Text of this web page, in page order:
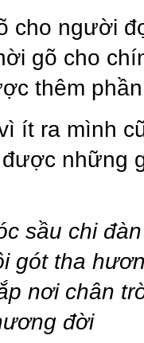
cho người
gõ cho
thêm
ít ra mình
những
sầu chi
gót tha
nơi chân
đời